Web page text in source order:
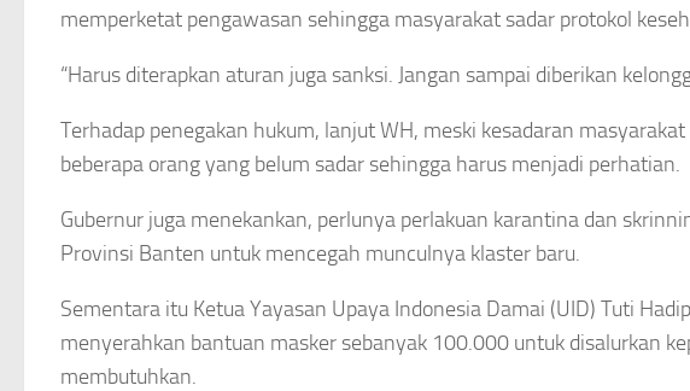
memperketat pengawasan sehingga masyarakat sadar protokol
“Harus diterapkan aturan juga sanksi. Jangan sampai diberikan
Terhadap penegakan hukum, lanjut WH, meski kesadaran
beberapa orang yang belum sadar sehingga harus menjadi perhatian.
Gubernur juga menekankan, perlunya perlakuan karantina dan
Provinsi Banten untuk mencegah munculnya klaster baru.
Sementara itu Ketua Yayasan Upaya Indonesia Damai (UID) Tuti
menyerahkan bantuan masker sebanyak 100.000 untuk disalurkan
membutuhkan.